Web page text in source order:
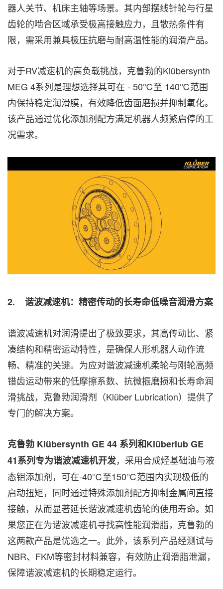
器人关节、机床主轴等场景。其内部摆线针轮与行星
齿轮的啮合区域承受极高接触应力，且散热条件有
限，需采用兼具极压抗磨与耐高温性能的润滑产品。
对于RV减速机的高负载挑战，克鲁勃的Klübersynth
MEG 4系列是理想选择其可在 - 50℃至 140℃范围
内保持稳定润滑膜，有效降低齿面磨损并抑制氧化。
该产品通过优化添加剂配方满足机器人频繁启停的工
况需求。
2. 谐波减速机：精密传动的长寿命低噪音润滑方案
谐波减速机对润滑提出了极致要求，其高传动比、紧
凑结构和精密运动特性，是确保人形机器人动作流
畅、精准的关键。为应对谐波减速机柔轮与刚轮高频
错齿运动带来的低摩擦系数、抗微振磨损和长寿命润
滑挑战，克鲁勃润滑剂（Klüber Lubrication）提供了
专门的解决方案。
克鲁勃 Klübersynth GE 44 系列和Klüberlub GE
41系列专为谐波减速机开发，采用合成烃基础油与液
态钼添加剂，可在-40℃至150℃范围内实现极低的
启动扭矩，同时通过特殊添加剂配方抑制金属间直接
接触，从而显著延长谐波减速机齿轮的使用寿命。如
果您正在为谐波减速机寻找高性能润滑脂，克鲁勃的
这两款产品是优选之一。此外，该系列产品经测试与
NBR、FKM等密封材料兼容，有效防止润滑脂泄漏，
保障谐波减速机的长期稳定运行。